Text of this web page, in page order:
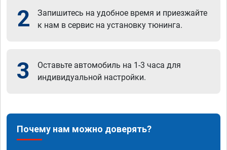
2
Запишитесь на удобное время и приезжайте
к нам в сервис на установку тюнинга.
3
Оставьте автомобиль на 1-3 часа для
индивидуальной настройки.
Почему нам можно доверять?